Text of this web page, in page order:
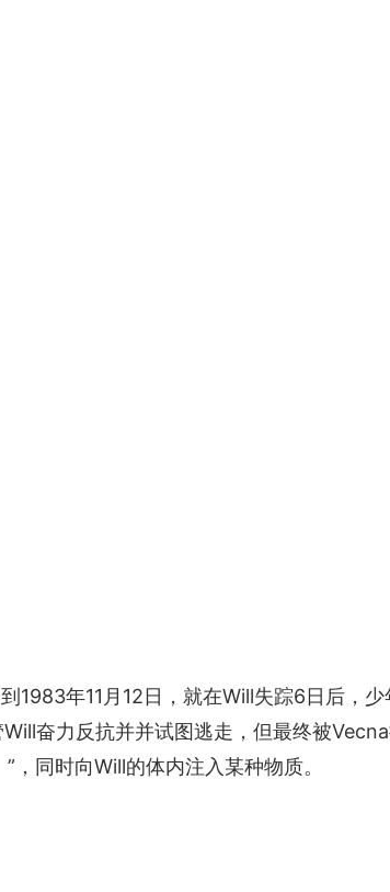
年11月12日，就在Will失踪6日后，少
奋力反抗并并试图逃走，但最终被
同时向Will的体内注入某种物质。